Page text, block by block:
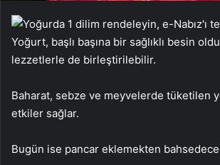
Yoğurt, başlı başına bir sağlıklı besin
lezzetlerle de birleştirilebilir.
Baharat, sebze ve meyvelerde tüketilen
etkiler sağlar.
Bugün ise pancar eklemekten